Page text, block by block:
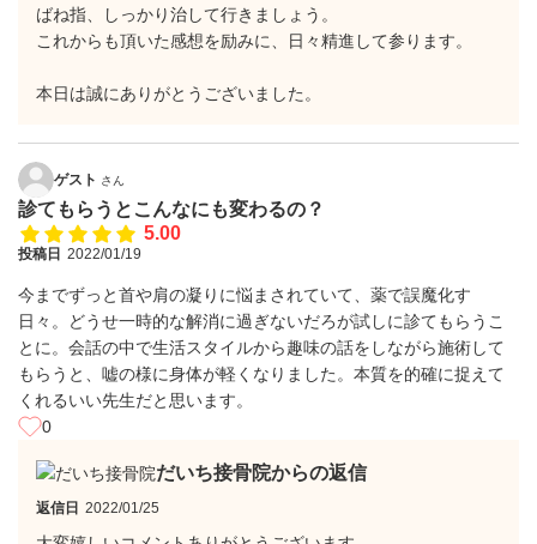
ばね指、しっかり治して行きましょう。
これからも頂いた感想を励みに、日々精進して参ります。
本日は誠にありがとうございました。
ゲスト さん
診てもらうとこんなにも変わるの？
5.00
投稿日 2022/01/19
今までずっと首や肩の凝りに悩まされていて、薬で誤魔化す
日々。どうせ一時的な解消に過ぎないだろが試しに診てもらうこ
とに。会話の中で生活スタイルから趣味の話をしながら施術して
もらうと、嘘の様に身体が軽くなりました。本質を的確に捉えて
くれるいい先生だと思います。
0
だいち接骨院からの返信
返信日 2022/01/25